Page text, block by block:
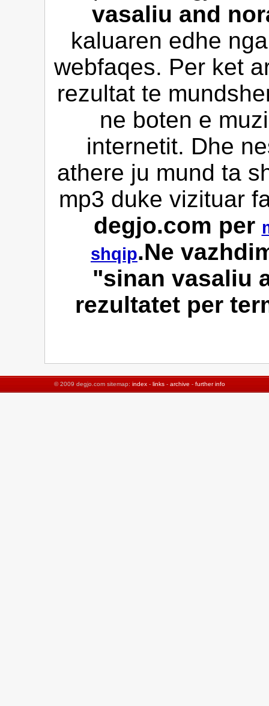
vasaliu and
kaluaren edhe
webfaqes. Per ket
rezultat te
ne boten e
internetit. Dhe
athere ju mund ta
mp3 duke vizituar
degjo.com per
shqip.Ne
"sinan vasaliu
rezultatet per
© 2009 degjo.com sitemap: index - links - archive - further info